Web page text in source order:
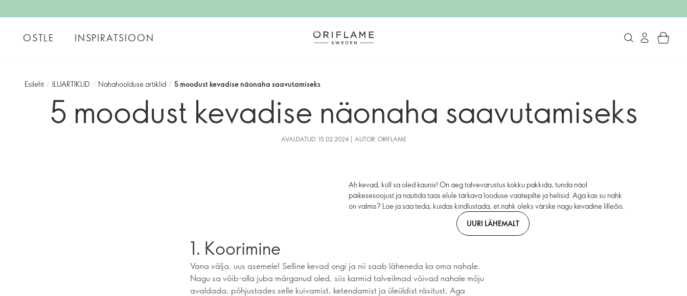
OSTLE INSPIRATSIOON
Esileht / ILUARTIKLID / Nahahoolduse artiklid / 5 moodust kevadise näonaha saavutamiseks
5 moodust kevadise näonaha saavutamiseks
AVALDATUD: 15.02.2024 | AUTOR: ORIFLAME
Ah kevad, küll sa oled kaunis! On aeg talvevarustus kokku pakkida, tunda näol
päikesesoojust ja nautida taas elule tärkava looduse vaatepilte ja helisid. Aga kas su nahk
on valmis? Loe ja saa teda, kuidas kindlustada, et nahk oleks värske nagu kevadine lilleõis.
UURI LÄHEMALT
1. Koorimine
Vana välja, uus asemele! Selline kevad ongi ja nii saab läheneda ka oma nahale.
Nagu sa võib-olla juba märganud oled, siis karmid talveilmad võivad nahale mõju
avaldada, põhjustades selle kuivamist, ketendamist ja üleüldist räsitust. Aga